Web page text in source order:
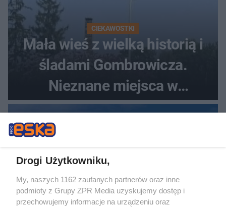
CIEKAWOSTKI
Mała wieś z wielką historią i
śladami Gombrowicza.
Nieznane miejsca w
Świętokrzyskiem
WAKACJE 2026
Drogi Użytkowniku,
My, naszych 1162 zaufanych partnerów oraz inne
podmioty z Grupy ZPR Media uzyskujemy dostęp i
przechowujemy informacje na urządzeniu oraz